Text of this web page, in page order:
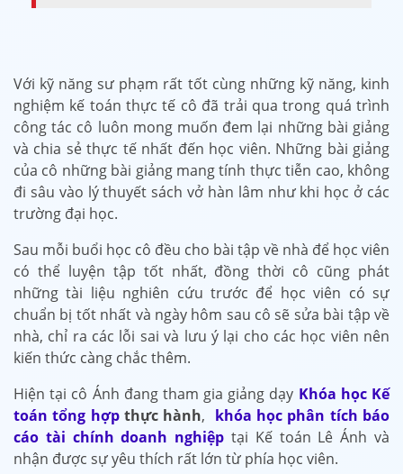
Với kỹ năng sư phạm rất tốt cùng những kỹ năng, kinh
nghiệm kế toán thực tế cô đã trải qua trong quá trình
công tác cô luôn mong muốn đem lại những bài giảng
và chia sẻ thực tế nhất đến học viên. Những bài giảng
của cô những bài giảng mang tính thực tiễn cao, không
đi sâu vào lý thuyết sách vở hàn lâm như khi học ở các
trường đại học.
Sau mỗi buổi học cô đều cho bài tập về nhà để học viên
có thể luyện tập tốt nhất, đồng thời cô cũng phát
những tài liệu nghiên cứu trước để học viên có sự
chuẩn bị tốt nhất và ngày hôm sau cô sẽ sửa bài tập về
nhà, chỉ ra các lỗi sai và lưu ý lại cho các học viên nên
kiến thức càng chắc thêm.
Hiện tại cô Ánh đang tham gia giảng dạy Khóa học Kế
toán tổng hợpthực hành, khóa học phân tích báo
cáo tài chính doanh nghiệp tại Kế toán Lê Ánh và
nhận được sự yêu thích rất lớn từ phía học viên.